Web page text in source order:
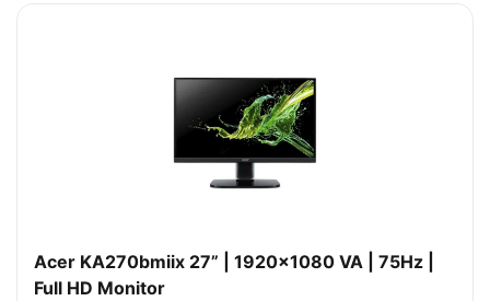
Acer KA270bmiix 27” | 1920×1080 VA | 75Hz |
Full HD Monitor